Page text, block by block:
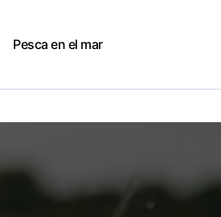
Pesca en el mar